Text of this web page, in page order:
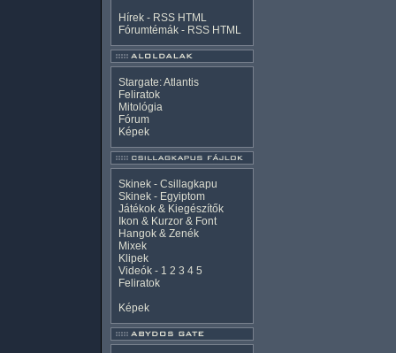
Hírek - RSS HTML
Fórumtémák - RSS HTML
Stargate: Atlantis
Feliratok
Mitológia
Fórum
Képek
Skinek - Csillagkapu
Skinek - Egyiptom
Játékok & Kiegészítők
Ikon & Kurzor & Font
Hangok & Zenék
Mixek
Klipek
Videók- 1 2 3 4 5
Feliratok
Képek